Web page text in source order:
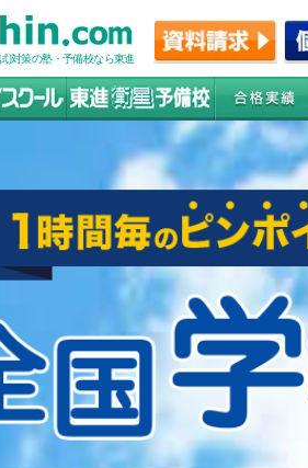
)対策の塾・予備校なら東進